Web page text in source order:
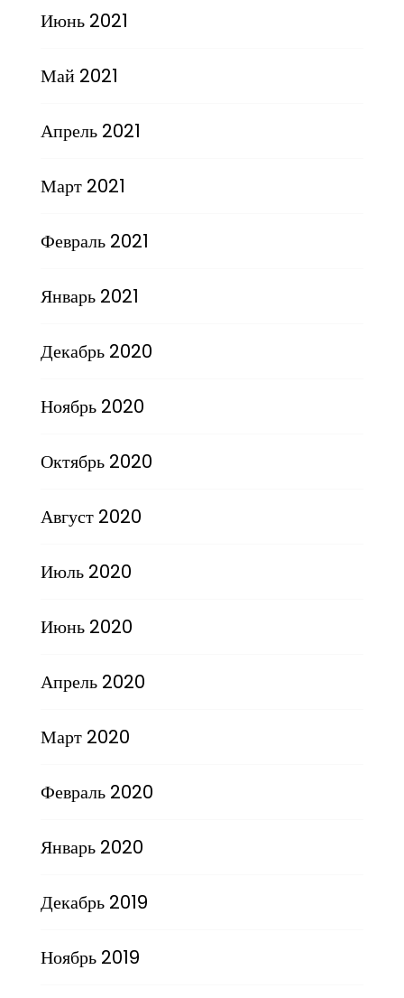
Июнь 2021
Май 2021
Апрель 2021
Март 2021
Февраль 2021
Январь 2021
Декабрь 2020
Ноябрь 2020
Октябрь 2020
Август 2020
Июль 2020
Июнь 2020
Апрель 2020
Март 2020
Февраль 2020
Январь 2020
Декабрь 2019
Ноябрь 2019